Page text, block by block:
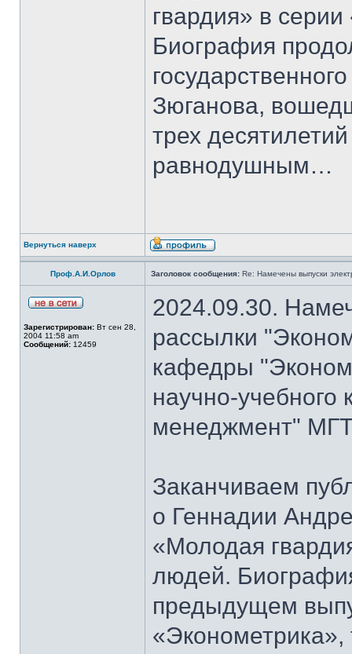
гвардия» в
Биография
Зюганова,
трех
равнодушным…
Вернуться наверх
Проф.А.И.Орлов Заголовок сообщения: Re: Намечены выпуски
Зарегистрирован: Вт сен 28,
2004 11:58 am
Сообщений: 12459
2024.09.30.
рассылки
кафедры
научно-
менеджмент"
Заканчиваем
о Геннадии
«Молодая
людей.
предыдущем
«Эконометрика»,